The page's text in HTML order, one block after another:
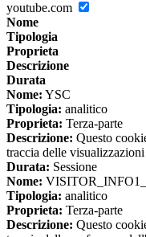
youtube.com
Nome
Tipologia
Proprieta
Descrizione
Durata
Nome: YSC
Tipologia: analitico
Proprieta: Terza-parte
Descrizione: Questo
traccia delle
Durata: Sessione
Nome:
Tipologia: analitico
Proprieta: Terza-parte
Descrizione: Questo